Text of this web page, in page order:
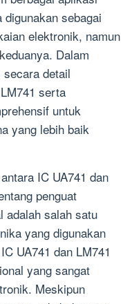
sebagai
elektronik, namun
Dalam
detail
serta
untuk
yang lebih baik
IC UA741 dan
penguat
adalah salah satu
yang digunakan
UA741 dan LM741
yang sangat
Meskipun